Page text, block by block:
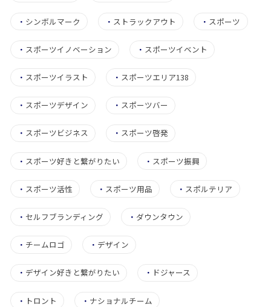
・ シンボルマーク ・ ストラックアウト ・ スポーツ
・ スポーツイノベーション ・ スポーツイベント
・ スポーツイラスト ・ スポーツエリア138
・ スポーツデザイン ・ スポーツバー
・ スポーツビジネス ・ スポーツ啓発
・ スポーツ好きと繋がりたい ・ スポーツ振興
・ スポーツ活性 ・ スポーツ用品 ・ スポルテリア
・ セルフブランディング ・ ダウンタウン
・ チームロゴ ・ デザイン
・ デザイン好きと繋がりたい ・ ドジャース
・ トロント ・ ナショナルチーム